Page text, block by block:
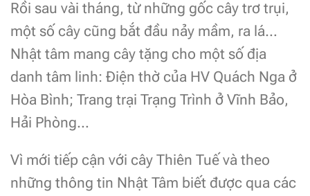
Rồi sau vài tháng, từ những gốc cây trơ trụi,
một số cây cũng bắt đầu nảy mầm, ra lá…
Nhật tâm mang cây tặng cho một số địa
danh tâm linh: Điện thờ của HV Quách Nga ở
Hòa Bình; Trang trại Trạng Trình ở Vĩnh Bảo,
Hải Phòng…
Vì mới tiếp cận với cây Thiên Tuế và theo
những thông tin Nhật Tâm biết được qua các